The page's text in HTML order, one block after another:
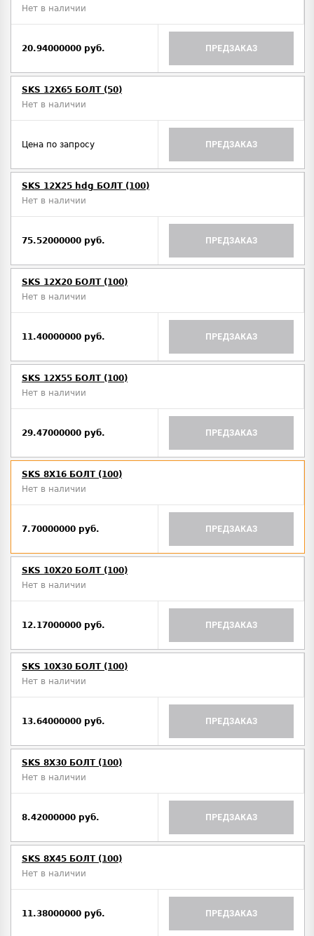
Нет в наличии
20.94000000 руб. ПРЕДЗАКАЗ
SKS 12X65 БОЛТ (50)
Нет в наличии
Цена по запросу ПРЕДЗАКАЗ
SKS 12X25 hdg БОЛТ (100)
Нет в наличии
75.52000000 руб. ПРЕДЗАКАЗ
SKS 12X20 БОЛТ (100)
Нет в наличии
11.40000000 руб. ПРЕДЗАКАЗ
SKS 12X55 БОЛТ (100)
Нет в наличии
29.47000000 руб. ПРЕДЗАКАЗ
SKS 8X16 БОЛТ (100)
Нет в наличии
7.70000000 руб. ПРЕДЗАКАЗ
SKS 10X20 БОЛТ (100)
Нет в наличии
12.17000000 руб. ПРЕДЗАКАЗ
SKS 10X30 БОЛТ (100)
Нет в наличии
13.64000000 руб. ПРЕДЗАКАЗ
SKS 8X30 БОЛТ (100)
Нет в наличии
8.42000000 руб. ПРЕДЗАКАЗ
SKS 8X45 БОЛТ (100)
Нет в наличии
11.38000000 руб. ПРЕДЗАКАЗ